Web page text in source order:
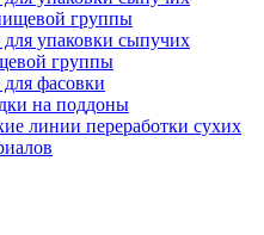
группы
упаковки сыпучих
группы
фасовки
на поддоны
линии переработки сухих